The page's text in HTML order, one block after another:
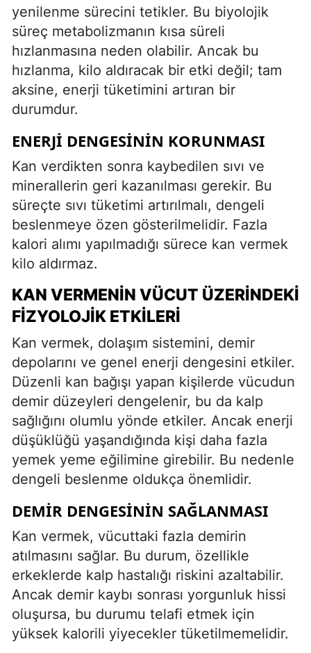
yenilenme sürecini tetikler. Bu biyolojik
süreç metabolizmanın kısa süreli
hızlanmasına neden olabilir. Ancak bu
hızlanma, kilo aldıracak bir etki değil; tam
aksine, enerji tüketimini artıran bir
durumdur.
ENERJI DENGESININ KORUNMASI
Kan verdikten sonra kaybedilen sıvı ve
minerallerin geri kazanılması gerekir. Bu
süreçte sıvı tüketimi artırılmalı, dengeli
beslenmeye özen gösterilmelidir. Fazla
kalori alımı yapılmadığı sürece kan vermek
kilo aldırmaz.
KAN VERMENIN VÜCUT ÜZERINDEKI
FIZYOLOJIK ETKILERI
Kan vermek, dolaşım sistemini, demir
depolarını ve genel enerji dengesini etkiler.
Düzenli kan bağışı yapan kişilerde vücudun
demir düzeyleri dengelenir, bu da kalp
sağlığını olumlu yönde etkiler. Ancak enerji
düşüklüğü yaşandığında kişi daha fazla
yemek yeme eğilimine girebilir. Bu nedenle
dengeli beslenme oldukça önemlidir.
DEMIR DENGESININ SAĞLANMASI
Kan vermek, vücuttaki fazla demirin
atılmasını sağlar. Bu durum, özellikle
erkeklerde kalp hastalığı riskini azaltabilir.
Ancak demir kaybı sonrası yorgunluk hissi
oluşursa, bu durumu telafi etmek için
yüksek kalorili yiyecekler tüketilmemelidir.